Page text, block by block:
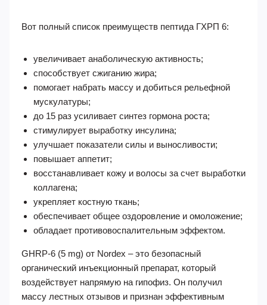
Вот полный список преимуществ пептида ГХРП 6:
увеличивает анаболическую активность;
способствует сжиганию жира;
помогает набрать массу и добиться рельефной
мускулатуры;
до 15 раз усиливает синтез гормона роста;
стимулирует выработку инсулина;
улучшает показатели силы и выносливости;
повышает аппетит;
восстанавливает кожу и волосы за счет выработки
коллагена;
укрепляет костную ткань;
обеспечивает общее оздоровление и омоложение;
обладает противовоспалительным эффектом.
GHRP-6 (5 mg) от Nordex – это безопасный
органический инъекционный препарат, который
воздействует напрямую на гипофиз. Он получил
массу лестных отзывов и признан эффективным